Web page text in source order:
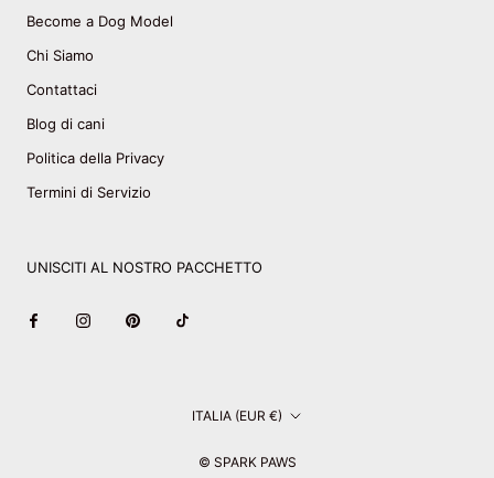
Become a Dog Model
Chi Siamo
Contattaci
Blog di cani
Politica della Privacy
Termini di Servizio
UNISCITI AL NOSTRO PACCHETTO
Paese/AreaITALIA (EUR €)
© SPARK PAWS